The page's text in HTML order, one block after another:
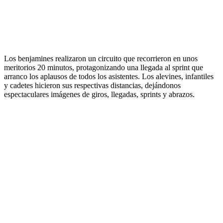
Los benjamines realizaron un circuito que recorrieron en unos
meritorios 20 minutos, protagonizando una llegada al sprint que
arranco los aplausos de todos los asistentes. Los alevines, infantiles
y cadetes hicieron sus respectivas distancias, dejándonos
espectaculares imágenes de giros, llegadas, sprints y abrazos.